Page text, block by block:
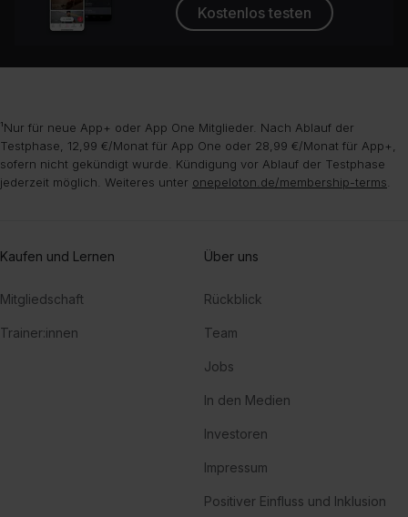
Kostenlos testen
¹Nur für neue App+ oder App One Mitglieder. Nach Ablauf der
Testphase, 12,99 €/Monat für App One oder 28,99 €/Monat für App+,
sofern nicht gekündigt wurde. Kündigung vor Ablauf der Testphase
jederzeit möglich. Weiteres unter onepeloton.de/membership-terms
Kaufen und Lernen
Mitgliedschaft
Trainer:innen
Über uns
Rückblick
Team
Jobs
In den Medien
Investoren
Impressum
Positiver Einfluss und Inklusion